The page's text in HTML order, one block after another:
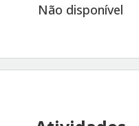
Não disponível